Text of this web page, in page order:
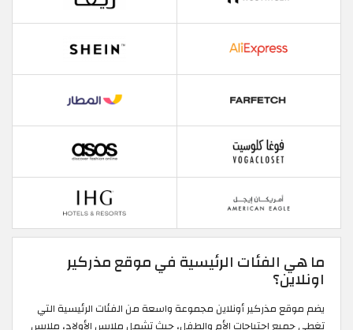
ما هي الفئات الرئيسية في موقع مذركير
اونلاين؟
يضم موقع مذركير أونلاين مجموعة واسعة من الفئات الرئيسية التي